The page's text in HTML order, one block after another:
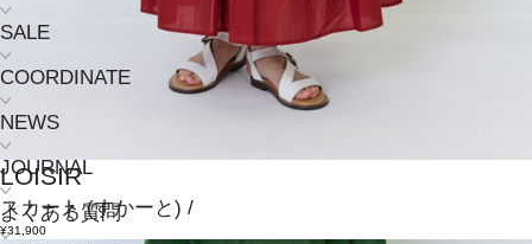
SALE
COORDINATE
NEWS
JOURNAL
よくある質問
LOISIR
スカート(すかーと) /
¥31,900